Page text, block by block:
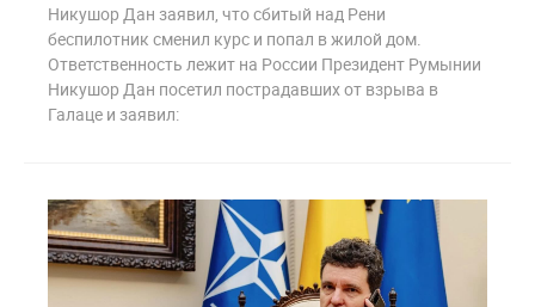
Никушор Дан заявил, что сбитый над Рени
беспилотник сменил курс и попал в жилой дом.
Ответственность лежит на России Президент Румынии
Никушор Дан посетил пострадавших от взрыва в
Галаце и заявил: